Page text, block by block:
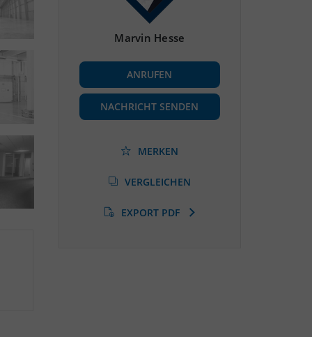
Marvin Hesse
ANRUFEN
NACHRICHT SENDEN
MERKEN
VERGLEICHEN
EXPORT PDF